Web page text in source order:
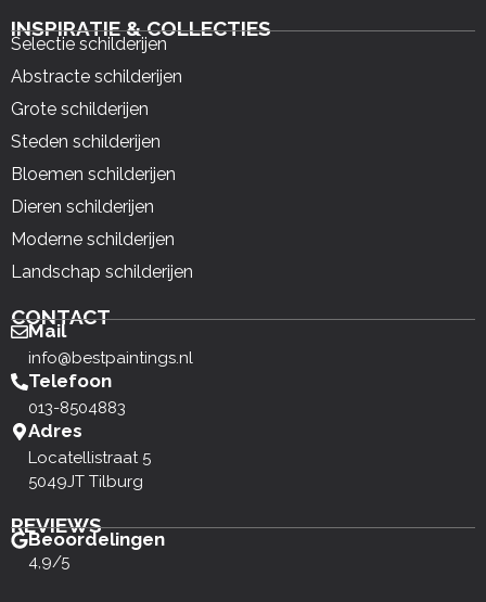
INSPIRATIE & COLLECTIES
Selectie schilderijen
Abstracte schilderijen
Grote schilderijen
Steden schilderijen
Bloemen schilderijen
Dieren schilderijen
Moderne schilderijen
Landschap schilderijen
CONTACT
Mail
info@bestpaintings.nl
Telefoon
013-8504883
Adres
Locatellistraat 5
5049JT Tilburg
REVIEWS
Beoordelingen
4,9/5